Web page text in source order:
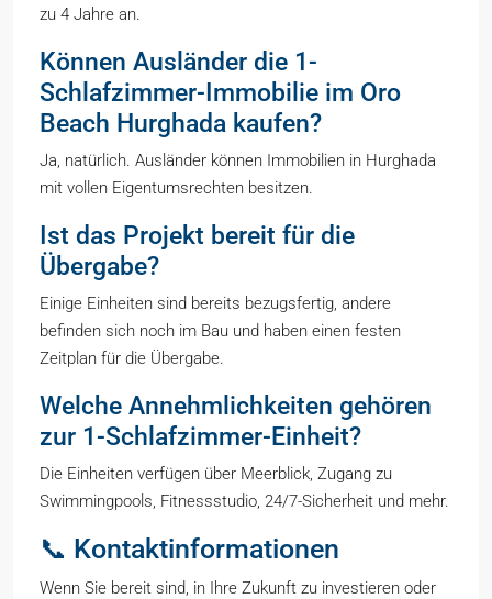
zu 4 Jahre an.
Können Ausländer die 1-
Schlafzimmer-Immobilie im Oro
Beach Hurghada kaufen?
Ja, natürlich. Ausländer können Immobilien in Hurghada
mit vollen Eigentumsrechten besitzen.
Ist das Projekt bereit für die
Übergabe?
Einige Einheiten sind bereits bezugsfertig, andere
befinden sich noch im Bau und haben einen festen
Zeitplan für die Übergabe.
Welche Annehmlichkeiten gehören
zur 1-Schlafzimmer-Einheit?
Die Einheiten verfügen über Meerblick, Zugang zu
Swimmingpools, Fitnessstudio, 24/7-Sicherheit und mehr.
📞 Kontaktinformationen
Wenn Sie bereit sind, in Ihre Zukunft zu investieren oder